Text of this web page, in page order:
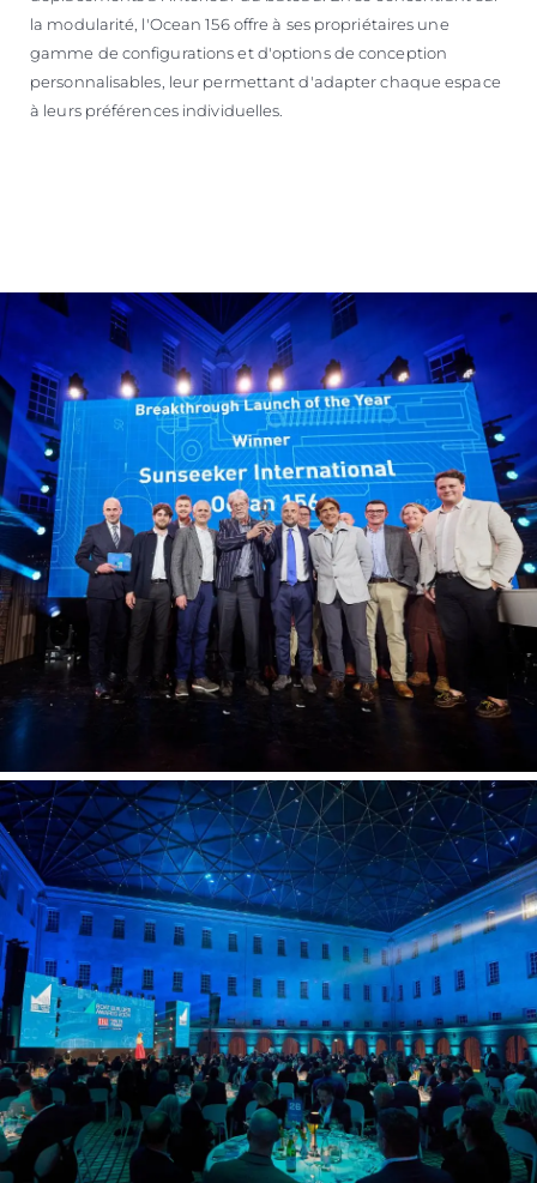
la modularité, l'Ocean 156 offre à ses propriétaires une
gamme de configurations et d'options de conception
personnalisables, leur permettant d'adapter chaque espace
à leurs préférences individuelles.